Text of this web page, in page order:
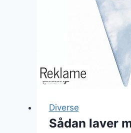
er
det
mulighed?
Diverse
Sådan laver